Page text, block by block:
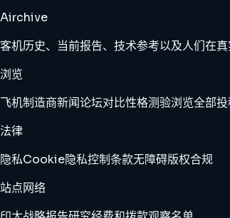
Airchive
客机历史、当前报告、技术参考以及人们在
浏览
飞机制造商新闻论坛对比性格测验浏览全部
法律
隐私Cookie隐私控制条款无障碍版权合规
站点网络